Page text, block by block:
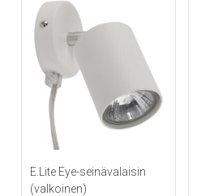
E.Lite Eye-seinävalaisin
(valkoinen)